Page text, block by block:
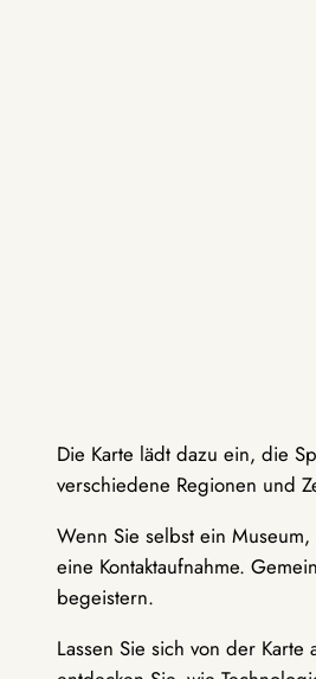
Die Karte lädt dazu ein, die
verschiedene Regionen und
Wenn Sie selbst ein
eine Kontaktaufnahme.
begeistern.
Lassen Sie sich von der